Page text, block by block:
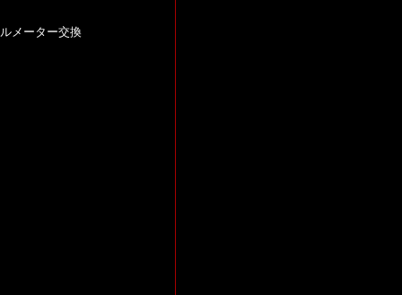
メーター交換